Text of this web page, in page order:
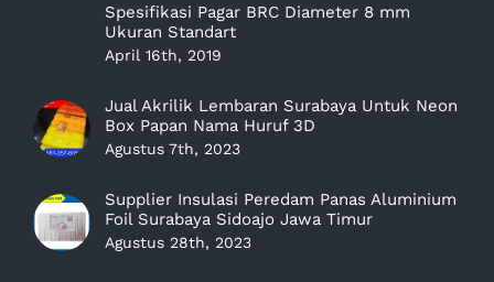
Spesifikasi Pagar BRC Diameter 8 mm
Ukuran Standart
April 16th, 2019
Jual Akrilik Lembaran Surabaya Untuk Neon
Box Papan Nama Huruf 3D
Agustus 7th, 2023
Supplier Insulasi Peredam Panas Aluminium
Foil Surabaya Sidoajo Jawa Timur
Agustus 28th, 2023